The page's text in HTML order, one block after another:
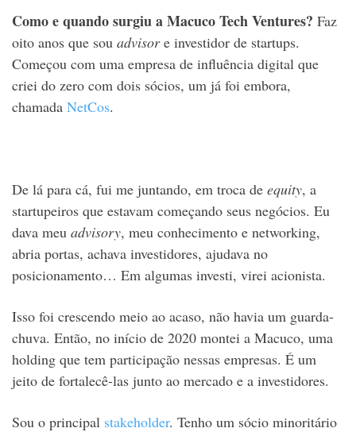
Como e quando surgiu a Macuco Tech Ventures? Faz
oito anos que sou advisore investidor de startups.
Começou com uma empresa de influência digital que
criei do zero com dois sócios, um já foi embora,
chamada NetCos.
De lá para cá, fui me juntando, em troca de equity, a
startupeiros que estavam começando seus negócios. Eu
dava meu advisory, meu conhecimento e networking,
abria portas, achava investidores, ajudava no
posicionamento… Em algumas investi, virei acionista.
Isso foi crescendo meio ao acaso, não havia um guarda-
chuva. Então, no início de 2020 montei a Macuco, uma
holding que tem participação nessas empresas. É um
jeito de fortalecê-las junto ao mercado e a investidores.
Sou o principal stakeholder. Tenho um sócio minoritário